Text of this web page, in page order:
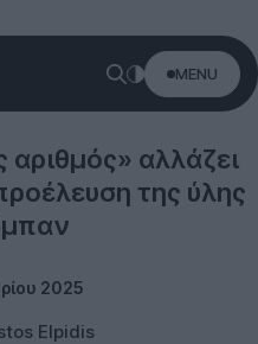
MENU
αλλάζει
της ύλης
2025
Elpidis